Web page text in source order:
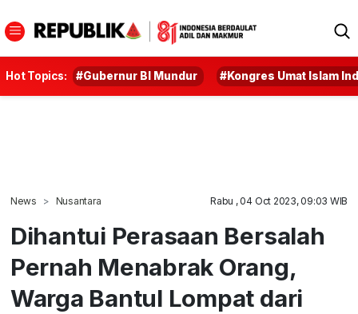
Hot Topics: #Gubernur BI Mundur #Kongres Umat Islam
News Nusantara Rabu , 04 Oct 2023, 09:03 WIB
Dihantui Perasaan Bersalah
Pernah Menabrak Orang,
Warga Bantul Lompat dari